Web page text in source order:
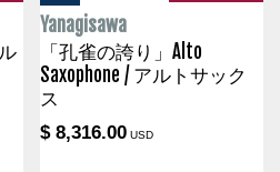
Yanagisawa
「孔雀の誇り」Alto
Saxophone / アルトサック
ス
$ 8,316.00USD